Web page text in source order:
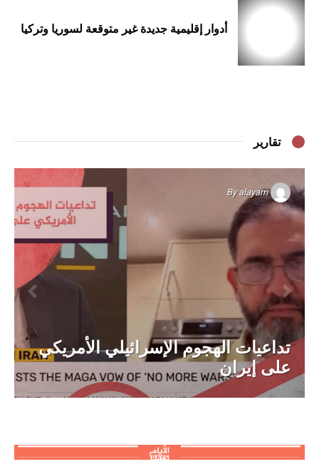
أدوار إقليمية جديدة غير متوقعة لسوريا وتركيا
تقارير
Byalayam
تداعيات الهجوم الإسرائيلي الأمريكي
على إيران